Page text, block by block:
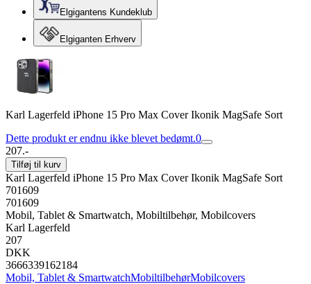
Elgigantens Kundeklub
Elgiganten Erhverv
Karl Lagerfeld iPhone 15 Pro Max Cover Ikonik MagSafe Sort
Dette produkt er endnu ikke blevet bedømt.0
207.-
Tilføj til kurv
Karl Lagerfeld iPhone 15 Pro Max Cover Ikonik MagSafe Sort
701609
701609
Mobil, Tablet & Smartwatch, Mobiltilbehør, Mobilcovers
Karl Lagerfeld
207
DKK
3666339162184
Mobil, Tablet & SmartwatchMobiltilbehørMobilcovers